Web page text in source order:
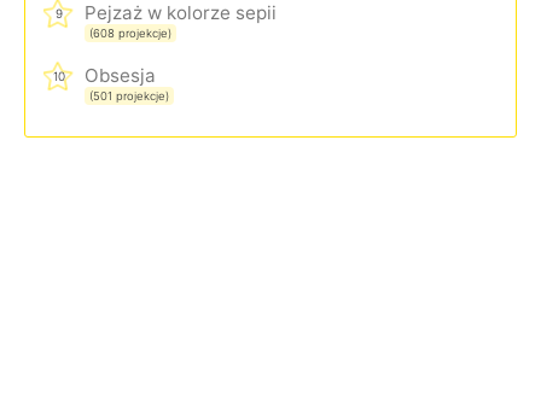
9 Pejzaż w kolorze sepii
(608 projekcje)
10 Obsesja
(501 projekcje)